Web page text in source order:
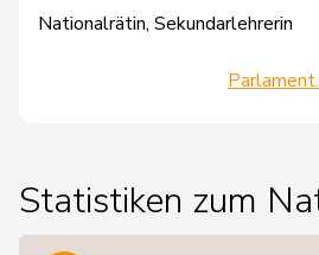
Nationalrätin, Sekundarlehrerin
Statistiken zum